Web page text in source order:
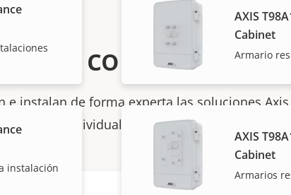
AXIS
Cabinet
Armario
instalación
AXIS
Cabinet
Armarios
comprar
e instalan de forma experta las soluciones
individuales.